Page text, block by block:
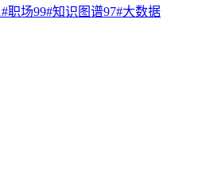
#职场99#知识图谱97#大数据